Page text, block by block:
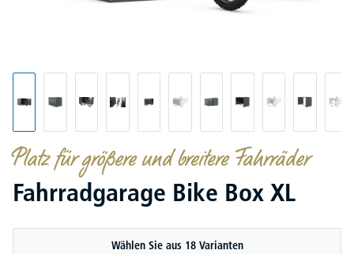
Platz für größere und breitere Fahrräder
Fahrradgarage Bike Box XL
Wählen Sie aus 18 Varianten